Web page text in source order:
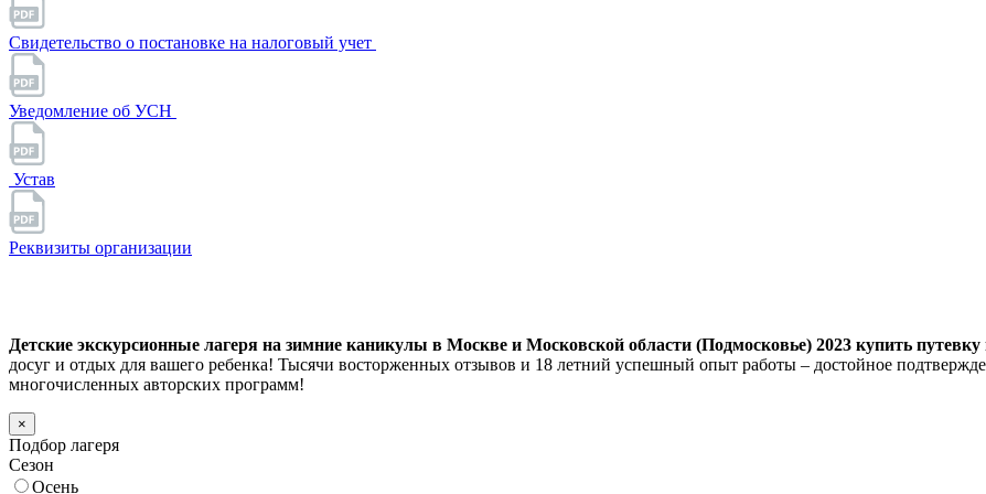
Свидетельство о постановке на налоговый учет
Уведомление об УСН
Устав
Реквизиты организации
Детские экскурсионные лагеря на зимние каникулы в Москве и Московской области (Подмосковье) 2023 купить
досуг и отдых для вашего ребенка! Тысячи восторженных отзывов и 18 летний успешный опыт работы – достойное
многочисленных авторских программ!
×
Подбор лагеря
Сезон
Осень